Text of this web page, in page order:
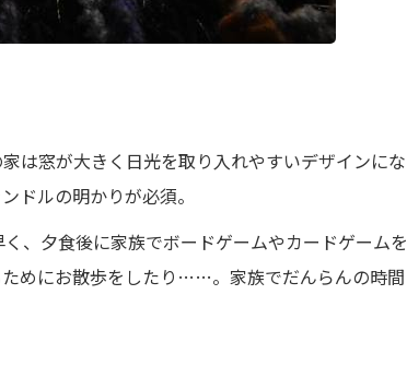
は窓が大きく日光を取り入れやすいデザインにな
ドルの明かりが必須。
、夕食後に家族でボードゲームやカードゲームを
めにお散歩をしたり……。家族でだんらんの時間